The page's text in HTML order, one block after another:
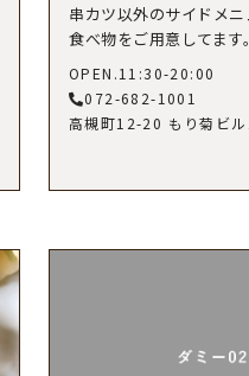
串カツ以外のサイドメ
食べ物をご用意してます。
OPEN.11:30-20:00
072-682-1001
高槻町12-20 もり菊ビル